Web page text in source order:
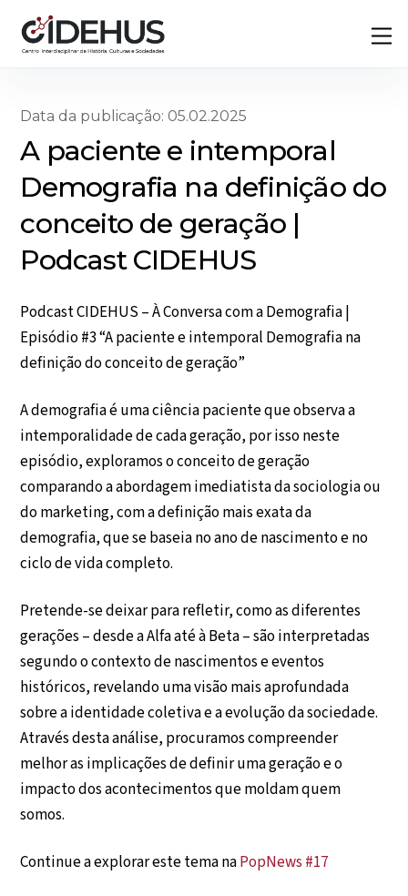
content
Data da publicação: 05.02.2025
A paciente e intemporal
Demografia na definição do
conceito de geração |
Podcast CIDEHUS
Podcast CIDEHUS – À Conversa com a Demografia |
Episódio #3 “A paciente e intemporal Demografia na
definição do conceito de geração”
A demografia é uma ciência paciente que observa a
intemporalidade de cada geração, por isso neste
episódio, exploramos o conceito de geração
comparando a abordagem imediatista da sociologia ou
do marketing, com a definição mais exata da
demografia, que se baseia no ano de nascimento e no
ciclo de vida completo.
Pretende-se deixar para refletir, como as diferentes
gerações – desde a Alfa até à Beta – são interpretadas
segundo o contexto de nascimentos e eventos
históricos, revelando uma visão mais aprofundada
sobre a identidade coletiva e a evolução da sociedade.
Através desta análise, procuramos compreender
melhor as implicações de definir uma geração e o
impacto dos acontecimentos que moldam quem
somos.
Continue a explorar este tema naPopNews #17